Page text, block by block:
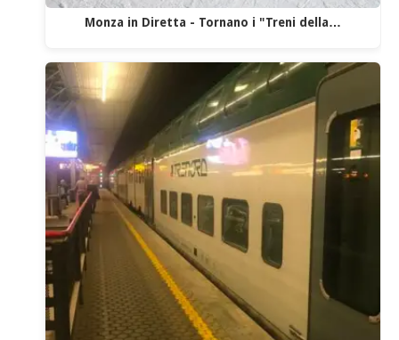
Monza in Diretta - Tornano i "Treni della…